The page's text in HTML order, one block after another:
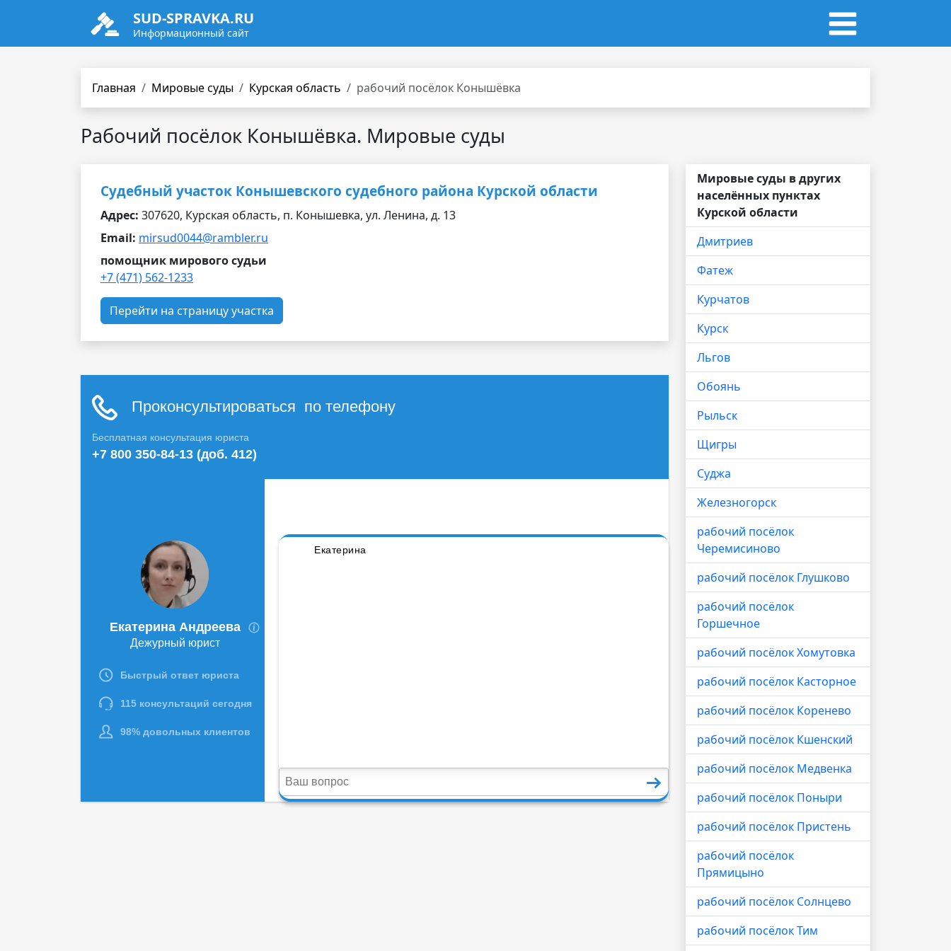
SUD-SPRAVKA.RU
Информационный сайт
Главная Мировые суды Курская область рабочий посёлок Конышёвка
Рабочий посёлок Конышёвка. Мировые суды
Судебный участок Конышевского судебного района Курской области
Адрес: 307620, Курская область, п. Конышевка, ул. Ленина, д. 13
Email: mirsud0044@rambler.ru
помощник мирового судьи
+7 (471) 562-1233
Перейти на страницу участка
Мировые суды в других
населённых пунктах
Курской области
Дмитриев
Фатеж
Курчатов
Курск
Льгов
Обоянь
Рыльск
Щигры
Суджа
Железногорск
рабочий посёлок
Черемисиново
рабочий посёлок Глушково
рабочий посёлок
Горшечное
рабочий посёлок Хомутовка
рабочий посёлок Касторное
рабочий посёлок Коренево
рабочий посёлок Кшенский
рабочий посёлок Медвенка
рабочий посёлок Поныри
рабочий посёлок Пристень
рабочий посёлок
Прямицыно
рабочий посёлок Солнцево
рабочий посёлок Тим